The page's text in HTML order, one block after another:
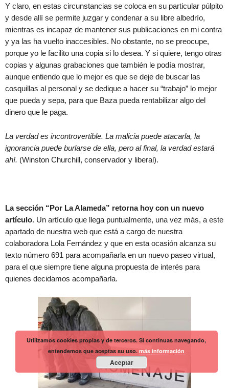
Y claro, en estas circunstancias se coloca en su particular púlpito
y desde allí se permite juzgar y condenar a su libre albedrío,
mientras es incapaz de mantener sus publicaciones en mi contra
y ya las ha vuelto inaccesibles. No obstante, no se preocupe,
porque yo le facilito una copia si lo desea. Y si quiere, tengo otras
copias y algunas grabaciones que también le podía mostrar,
aunque entiendo que lo mejor es que se deje de buscar las
cosquillas al personal y se dedique a hacer su “trabajo” lo mejor
que pueda y sepa, para que Baza pueda rentabilizar algo del
dinero que le paga.
La verdad es incontrovertible. La malicia puede atacarla, la
ignorancia puede burlarse de ella, pero al final, la verdad estará
ahí. (Winston Churchill, conservador y liberal).
La sección “Por La Alameda” retorna hoy con un nuevo
artículo. Un artículo que llega puntualmente, una vez más, a este
apartado de nuestra web que está a cargo de nuestra
colaboradora Lola Fernández y que en esta ocasión alcanza su
texto número 691 para acompañarla en un nuevo paseo virtual,
para el que siempre tiene alguna propuesta de interés para
quienes decidamos acompañarla.
Utilizamos cookies propias y de terceros. Si continuas navegando,
entendemos que aceptas su uso.más información
Aceptar